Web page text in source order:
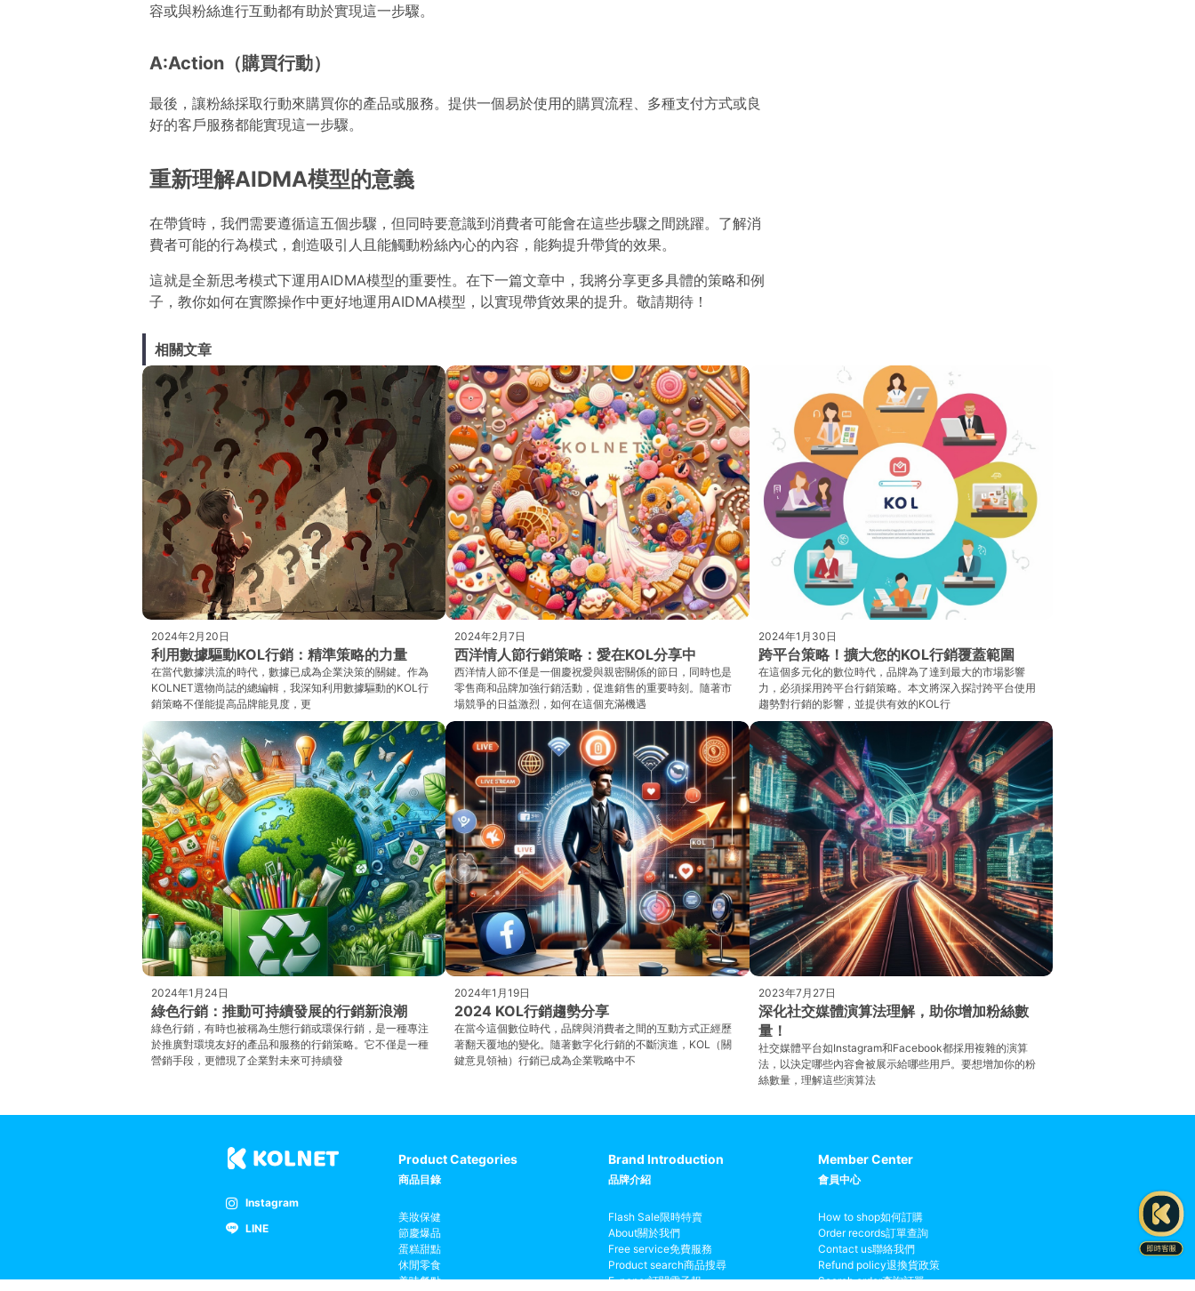
容或與粉絲進行互動都有助於實現這一步驟。
A:Action（購買行動）
最後，讓粉絲採取行動來購買你的產品或服務。提供一個易於使用的購買流程、多種支付方式或良
好的客戶服務都能實現這一步驟。
重新理解AIDMA模型的意義
在帶貨時，我們需要遵循這五個步驟，但同時要意識到消費者可能會在這些步驟之間跳躍。了解消
費者可能的行為模式，創造吸引人且能觸動粉絲內心的內容，能夠提升帶貨的效果。
這就是全新思考模式下運用AIDMA模型的重要性。在下一篇文章中，我將分享更多具體的策略和例
子，教你如何在實際操作中更好地運用AIDMA模型，以實現帶貨效果的提升。敬請期待！
相關文章
2024年2月20日
利用數據驅動KOL行銷：精準策略的力量
在當代數據洪流的時代，數據已成為企業決策的關鍵。作為
KOLNET選物尚誌的總編輯，我深知利用數據驅動的KOL行
銷策略不僅能提高品牌能見度，更
2024年2月7日
西洋情人節行銷策略：愛在KOL分享中
西洋情人節不僅是一個慶祝愛與親密關係的節日，同時也是
零售商和品牌加強行銷活動，促進銷售的重要時刻。隨著市
場競爭的日益激烈，如何在這個充滿機遇
2024年1月30日
跨平台策略！擴大您的KOL行銷覆蓋範圍
在這個多元化的數位時代，品牌為了達到最大的市場影響
力，必須採用跨平台行銷策略。本文將深入探討跨平台使用
趨勢對行銷的影響，並提供有效的KOL行
2024年1月24日
綠色行銷：推動可持續發展的行銷新浪潮
綠色行銷，有時也被稱為生態行銷或環保行銷，是一種專注
於推廣對環境友好的產品和服務的行銷策略。它不僅是一種
營銷手段，更體現了企業對未來可持續發
2024年1月19日
2024 KOL行銷趨勢分享
在當今這個數位時代，品牌與消費者之間的互動方式正經歷
著翻天覆地的變化。隨著數字化行銷的不斷演進，KOL（關
鍵意見領袖）行銷已成為企業戰略中不
2023年7月27日
深化社交媒體演算法理解，助你增加粉絲數
量！
社交媒體平台如Instagram和Facebook都採用複雜的演算
法，以決定哪些內容會被展示給哪些用戶。要想增加你的粉
絲數量，理解這些演算法
Instagram
LINE
Product Categories
商品目錄
美妝保健
節慶爆品
蛋糕甜點
休閒零食
美味餐點
Brand Introduction
品牌介紹
Flash Sale限時特賣
About關於我們
Free service免費服務
Product search商品搜尋
E-paper訂閱電子報
Member Center
會員中心
How to shop如何訂購
Order records訂單查詢
Contact us聯絡我們
Refund policy退換貨政策
Search order查詢訂單